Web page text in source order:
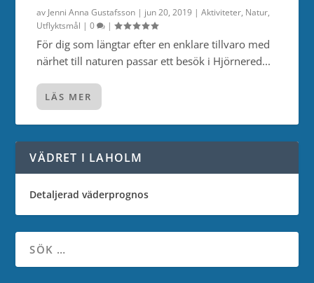
av Jenni Anna Gustafsson | jun 20, 2019 |Aktiviteter, Natur,
Utflyktsmål |0 |
För dig som längtar efter en enklare tillvaro med
närhet till naturen passar ett besök i Hjörnered...
LÄS MER
VÄDRET I LAHOLM
Detaljerad väderprognos